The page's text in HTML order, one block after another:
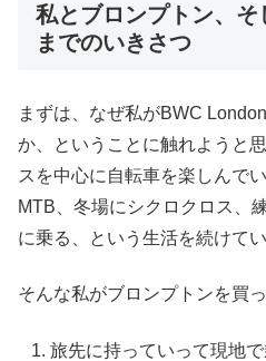
私とブロンプトン、
までのいきさつ
まずは、なぜ私がBWC
か、ということに触れようと
スを中心に自転車を楽しんで
MTB、冬場にシクロクロス、
に乗る、という生活を続けてい
そんな私がブロンプトンを買
旅先に持っていって現地